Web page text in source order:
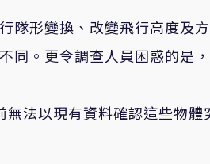
隊形變換、改變飛行高度及
同。更令調查人員困惑的是
無法以現有資料確認這些物